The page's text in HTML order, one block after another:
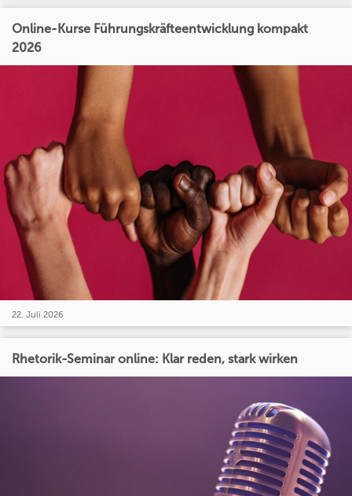
Online-Kurse Führungskräfteentwicklung kompakt
2026
22. Juli 2026
Rhetorik-Seminar online: Klar reden, stark wirken